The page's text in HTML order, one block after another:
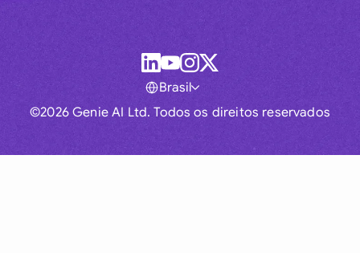
©2026 Genie AI Ltd. Todos os direitos reservados
Brasil
Global